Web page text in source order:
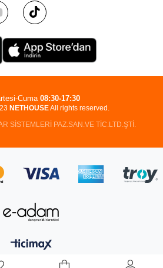
NETHOUSEAll rights reserved.
SİSTEMLERİ PAZ.SAN.VE TİC.LTD.ŞTİ.
Cuma 08:30-17:30